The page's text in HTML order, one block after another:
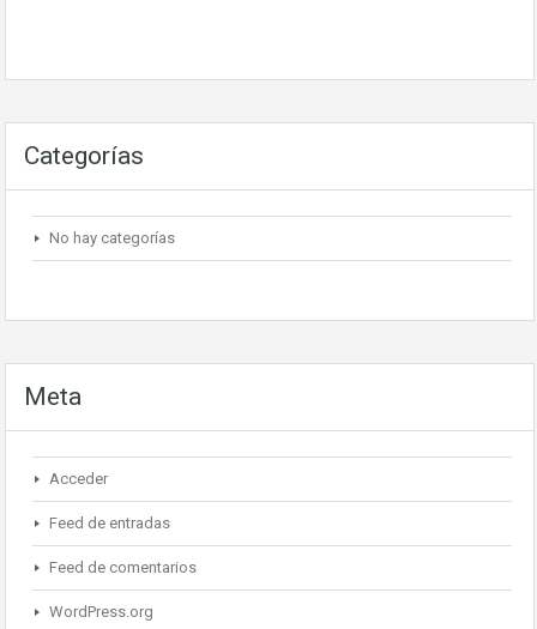
Categorías
No hay categorías
Meta
Acceder
Feed de entradas
Feed de comentarios
WordPress.org